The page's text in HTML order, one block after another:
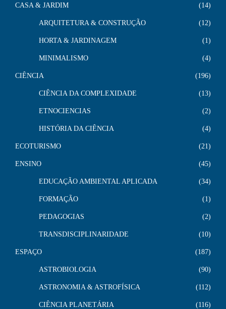
CASA & JARDIM 14
ARQUITETURA & CONSTRUÇÃO 12
HORTA & JARDINAGEM 1
MINIMALISMO 4
CIÊNCIA 196
CIÊNCIA DA COMPLEXIDADE 13
ETNOCIENCIAS 2
HISTÓRIA DA CIÊNCIA 4
ECOTURISMO 21
ENSINO 45
EDUCAÇÃO AMBIENTAL APLICADA 34
FORMAÇÃO 1
PEDAGOGIAS 2
TRANSDISCIPLINARIDADE 10
ESPAÇO 187
ASTROBIOLOGIA 90
ASTRONOMIA & ASTROFÍSICA 112
CIÊNCIA PLANETÁRIA 116